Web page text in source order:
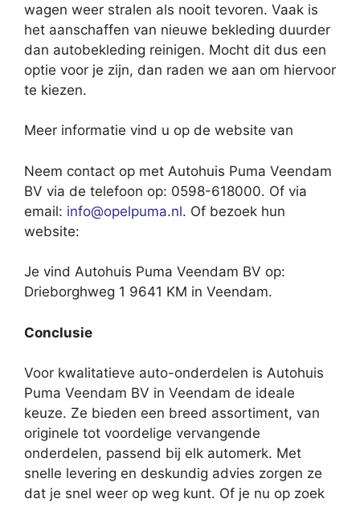
wagen weer stralen als nooit tevoren. Vaak is
het aanschaffen van nieuwe bekleding duurder
dan autobekleding reinigen. Mocht dit dus een
optie voor je zijn, dan raden we aan om hiervoor
te kiezen.
Meer informatie vind u op de website van
Neem contact op met Autohuis Puma Veendam
BV via de telefoon op: 0598-618000. Of via
email: info@opelpuma.nl. Of bezoek hun
website:
Je vind Autohuis Puma Veendam BV op:
Drieborghweg 1 9641 KM in Veendam.
Conclusie
Voor kwalitatieve auto-onderdelen is Autohuis
Puma Veendam BV in Veendam de ideale
keuze. Ze bieden een breed assortiment, van
originele tot voordelige vervangende
onderdelen, passend bij elk automerk. Met
snelle levering en deskundig advies zorgen ze
dat je snel weer op weg kunt. Of je nu op zoek